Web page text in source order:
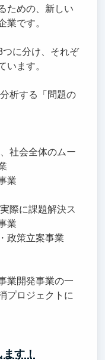
ための、新しい
業です。
に分け、それぞ
います。
析する「問題の
社会全体のムー
業
際に課題解決ス
業
政策立案事業
業開発事業の一
プロジェクトに
す！